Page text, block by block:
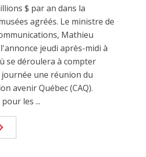
$ par an dans la
agréés. Le ministre de
Mathieu
jeudi après-midi à
se déroulera à compter
une réunion du
avenir Québec (CAQ).
les ...